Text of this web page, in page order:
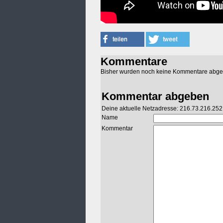
Kommentare
Bisher wurden noch keine Kommentare
Kommentar abgeben
Deine aktuelle Netzadresse: 216.73.216.252
Name
Kommentar